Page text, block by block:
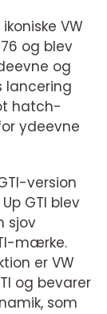
VW
og blev
og
lancering
hatch-
ydeevne
version
GTI blev
sjov
mærke.
er VW
og bevarer
som